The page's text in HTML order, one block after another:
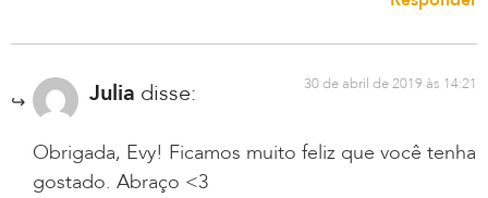
Julia disse: 30 de abril de 2019 às 14:21
Obrigada, Evy! Ficamos muito feliz que você tenha
gostado. Abraço <3